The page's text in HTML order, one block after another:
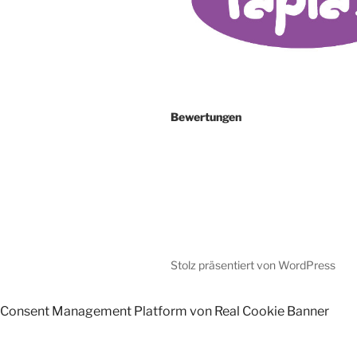
Bewertungen
Stolz präsentiert von WordPress
Consent Management Platform von Real Cookie Banner